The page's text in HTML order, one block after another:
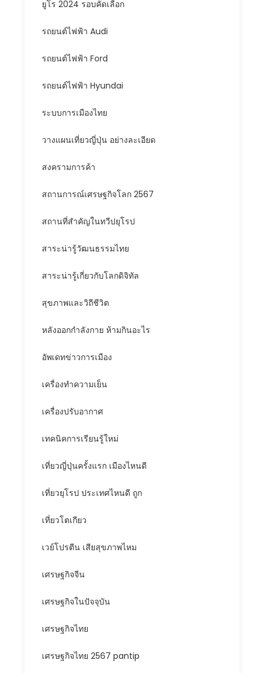
ยูโร 2024 รอบคัดเลือก
รถยนต์ไฟฟ้า Audi
รถยนต์ไฟฟ้า Ford
รถยนต์ไฟฟ้า Hyundai
ระบบการเมืองไทย
วางแผนเที่ยวญี่ปุ่น อย่างละเอียด
สงครามการค้า
สถานการณ์เศรษฐกิจโลก 2567
สถานที่สำคัญในทวีปยุโรป
สาระน่ารู้วัฒนธรรมไทย
สาระน่ารู้เกี่ยวกับโลกดิจิทัล
สุขภาพและวิถีชีวิต
หลังออกกําลังกาย ห้ามกินอะไร
อัพเดทข่าวการเมือง
เครื่องทำความเย็น
เครื่องปรับอากาศ
เทคนิคการเรียนรู้ใหม่
เที่ยวญี่ปุ่นครั้งแรก เมืองไหนดี
เที่ยวยุโรป ประเทศไหนดี ถูก
เที่ยวโตเกียว
เวย์โปรตีน เสียสุขภาพไหม
เศรษฐกิจจีน
เศรษฐกิจในปัจจุบัน
เศรษฐกิจไทย
เศรษฐกิจไทย 2567 pantip